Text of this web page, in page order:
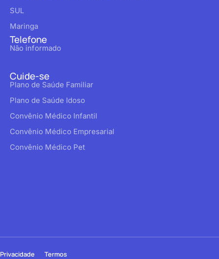
SUL
Maringa
Telefone
Não informado
Cuide-se
Plano de Saúde Familiar
Plano de Saúde Idoso
Convênio Médico Infantil
Convênio Médico Empresarial
Convênio Médico Pet
Privacidade Termos